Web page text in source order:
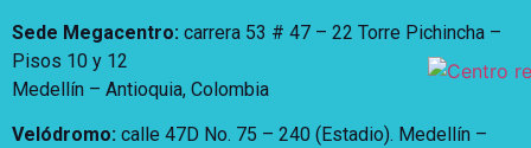
Sede Megacentro: carrera 53 # 47 – 22 Torre Pichincha –
Pisos 10 y 12
Medellín – Antioquia, Colombia
Velódromo: calle 47D No. 75 – 240 (Estadio). Medellín –